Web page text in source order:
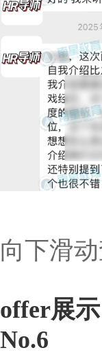
向下滑
offer展示
No.6